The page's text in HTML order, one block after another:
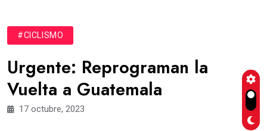
#CICLISMO
Urgente: Reprograman la
Vuelta a Guatemala
17 octubre, 2023